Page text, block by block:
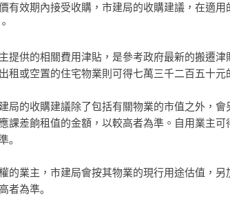
有效期內接受收購，市建局的收購建議，在適
提供的相關費用津貼，是參考政府最新的搬遷
租或空置的住宅物業則可得七萬三千二百五十元
局的收購建議除了包括有關物業的市值之外，
課差餉租值的金額，以較高者為準。自用業主
｡
的業主，市建局會按其物業的現行用途估值，
者為準｡